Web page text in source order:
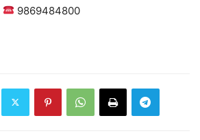
9869484800